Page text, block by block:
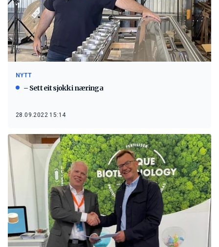
NYTT
– Sett eit sjokk i næringa
28.09.2022 15:14